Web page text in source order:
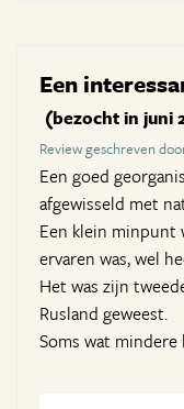
Een
(bezocht in juni
Review geschreven
Een goed
afgewisseld met
Een klein minpunt
ervaren was, wel
Het was zijn
Rusland geweest.
Soms wat mindere